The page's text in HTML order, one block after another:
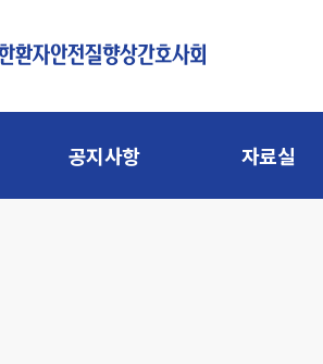
공지사항 자료실